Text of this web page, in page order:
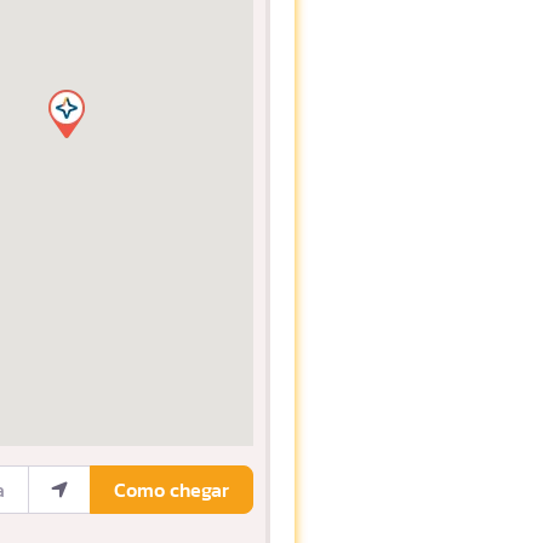
Como chegar